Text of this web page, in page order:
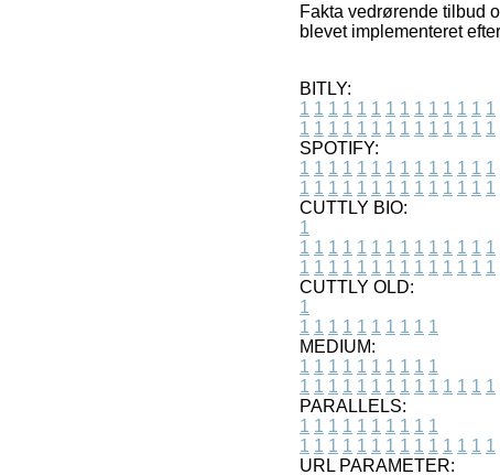
Fakta vedrørende tilbud
blevet implementeret
BITLY:
1 1 1 1 1 1 1 1 1 1 1 1 1 1
1 1 1 1 1 1 1 1 1 1 1 1 1 1
SPOTIFY:
1 1 1 1 1 1 1 1 1 1 1 1 1 1
1 1 1 1 1 1 1 1 1 1 1 1 1 1
CUTTLY BIO:
1
1 1 1 1 1 1 1 1 1 1 1 1 1 1
1 1 1 1 1 1 1 1 1 1 1 1 1 1
CUTTLY OLD:
1
1 1 1 1 1 1 1 1 1 1
MEDIUM:
1 1 1 1 1 1 1 1 1 1
1 1 1 1 1 1 1 1 1 1 1 1 1 1
PARALLELS:
1 1 1 1 1 1 1 1 1 1
1 1 1 1 1 1 1 1 1 1 1 1 1 1
URL PARAMETER: